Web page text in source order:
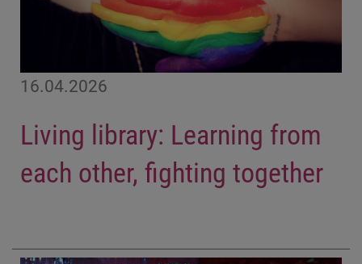
16.04.2026
Living library: Learning from
each other, fighting together